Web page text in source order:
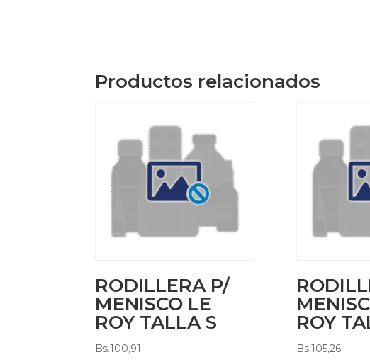
Productos relacionados
RODILLERA P/
MENISCO LE
ROY TALLA S
Bs.100,91
ROY
Bs.105,26